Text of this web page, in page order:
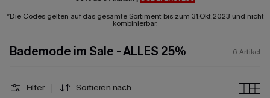
*Die Codes gelten auf das gesamte Sortiment bis zum 31.Okt.2023 und nicht
kombinierbar.
Bademode im Sale - ALLES 25% 6 Artikel
Filter Sortieren nach